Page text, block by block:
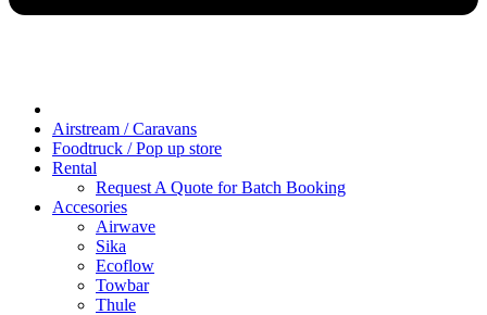
Airstream / Caravans
Foodtruck / Pop up store
Rental
Request A Quote for Batch Booking
Accesories
Airwave
Sika
Ecoflow
Towbar
Thule